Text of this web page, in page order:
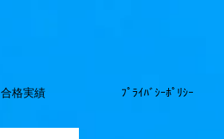
合格実績 ﾌﾟﾗｲﾊﾞｼｰﾎﾟﾘｼｰ